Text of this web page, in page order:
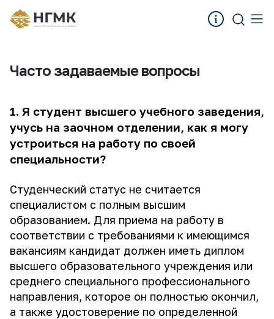
Часто задаваемые вопросы
1. Я студент высшего учебного заведения,
учусь на заочном отделении, как я могу
устроиться на работу по своей
специальности?
Студенческий статус не считается
специалистом с полным высшим
образованием. Для приема на работу в
соответствии с требованиями к имеющимся
вакансиям кандидат должен иметь диплом
высшего образовательного учреждения или
среднего специального профессионального
направления, которое он полностью окончил,
а также удостоверение по определенной